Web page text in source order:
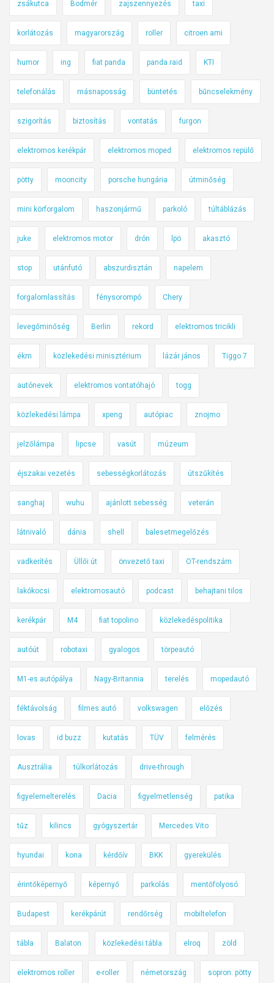
zsákutca Bodmér zajszennyezés taxi
korlátozás magyarország roller citroen ami
humor ing fiat panda panda raid KTI
telefonálás másnaposság büntetés bűncselekmény
szigorítás biztosítás vontatás furgon
elektromos kerékpár elektromos moped elektromos repülő
pötty mooncity porsche hungária útminőség
mini körforgalom haszonjármű parkoló túltáblázás
juke elektromos motor drón lpö akasztó
stop utánfutó abszurdisztán napelem
forgalomlassítás fénysorompó Chery
levegőminőség Berlin rekord elektromos tricikli
ékm közlekedési minisztérium lázár jános Tiggo 7
autónevek elektromos vontatóhajó togg
közlekedési lámpa xpeng autópiac znojmo
jelzőlámpa lipcse vasút múzeum
éjszakai vezetés sebességkorlátozás útszűkítés
sanghaj wuhu ajánlott sebesség veterán
látnivaló dánia shell balesetmegelőzés
vadkerítés Üllői út önvezető taxi OT-rendszám
lakókocsi elektromosautó podcast behajtani tilos
kerékpár M4 fiat topolino közlekedéspolitika
autóút robotaxi gyalogos törpeautó
M1-es autópálya Nagy-Britannia terelés mopedautó
féktávolság filmes autó volkswagen előzés
lovas id buzz kutatás TÜV felmérés
Ausztrália túlkorlátozás drive-through
figyelemelterelés Dacia figyelmetlenség patika
tűz kilincs gyógyszertár Mercedes Vito
hyundai kona kérdőív BKK gyerekülés
érintőképernyő képernyő parkolás mentőfolyosó
Budapest kerékpárút rendőrség mobiltelefon
tábla Balaton közlekedési tábla elroq zöld
elektromos roller e-roller németország sopron. pötty